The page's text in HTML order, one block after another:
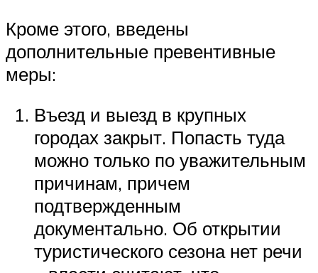
Кроме этого, введены
дополнительные превентивные
меры:
Въезд и выезд в крупных
городах закрыт. Попасть туда
можно только по уважительным
причинам, причем
подтвержденным
документально. Об открытии
туристического сезона нет речи